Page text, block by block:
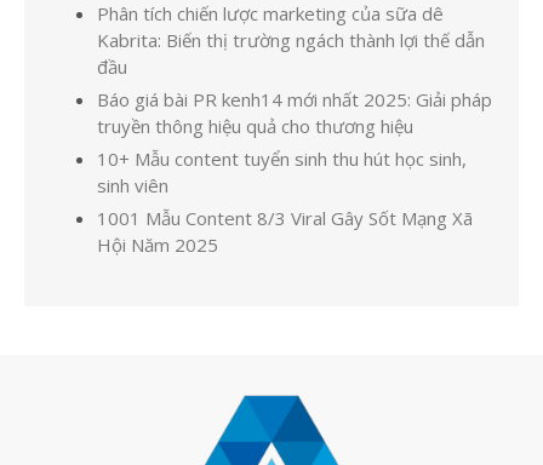
Phân tích chiến lược marketing của sữa dê
Kabrita: Biến thị trường ngách thành lợi thế dẫn
đầu
Báo giá bài PR kenh14 mới nhất 2025: Giải pháp
truyền thông hiệu quả cho thương hiệu
10+ Mẫu content tuyển sinh thu hút học sinh,
sinh viên
1001 Mẫu Content 8/3 Viral Gây Sốt Mạng Xã
Hội Năm 2025